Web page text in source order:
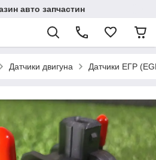
авто запчастин
Датчики двигуна Датчики ЕГР